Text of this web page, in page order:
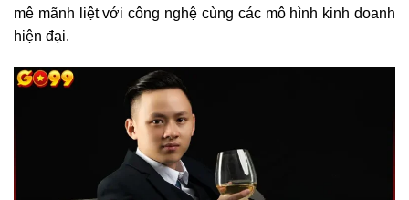
mê mãnh liệt với công nghệ cùng các mô hình kinh doanh
hiện đại.